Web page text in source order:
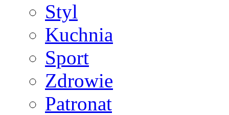
Styl
Kuchnia
Sport
Zdrowie
Patronat